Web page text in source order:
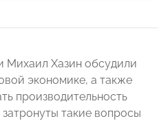
Хазин обсудили
экономике, а также
производительность
такие вопросы